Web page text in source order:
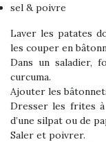
sel & poivre
Laver les patates
les couper en
Dans un saladier,
curcuma.
Ajouter les
Dresser les frites
d’une silpat ou de
Saler et poivrer.